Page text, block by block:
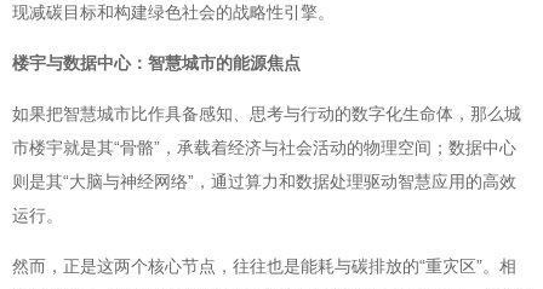
现减碳目标和构建绿色社会的战略性引擎。
楼宇与数据中心：智慧城市的能源焦点
如果把智慧城市比作具备感知、思考与行动的数字化生命体，那么城
市楼宇就是其“骨骼”，承载着经济与社会活动的物理空间；数据中心
则是其“大脑与神经网络”，通过算力和数据处理驱动智慧应用的高效
运行。
然而，正是这两个核心节点，往往也是能耗与碳排放的“重灾区”。相